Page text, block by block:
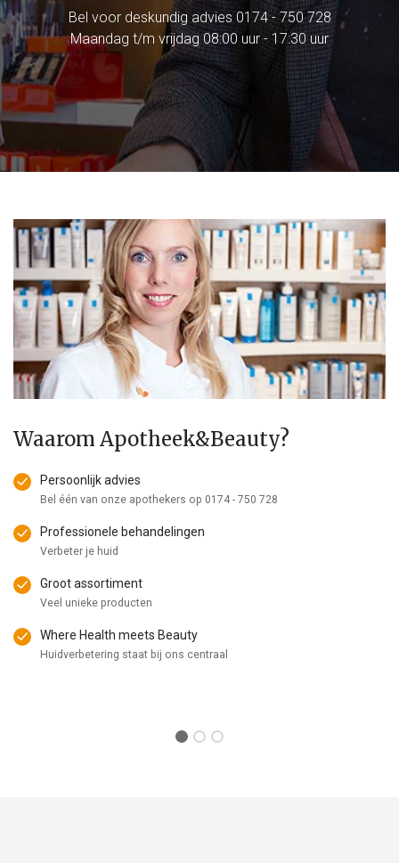
Bel voor deskundig advies 0174 - 750 728
Maandag t/m vrijdag 08:00 uur - 17:30 uur
Waarom Apotheek&Beauty?
Persoonlijk advies
Bel één van onze apothekers op 0174 - 750 728
Professionele behandelingen
Verbeter je huid
Groot assortiment
Veel unieke producten
Where Health meets Beauty
Huidverbetering staat bij ons centraal